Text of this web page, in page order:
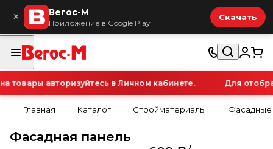
× Вегос-М
Приложение в Google Play
Скачать
авторизуйтесь в Личном кабинете. Для
Главная Каталог Стройматериалы Фасадные
Фасадная панель